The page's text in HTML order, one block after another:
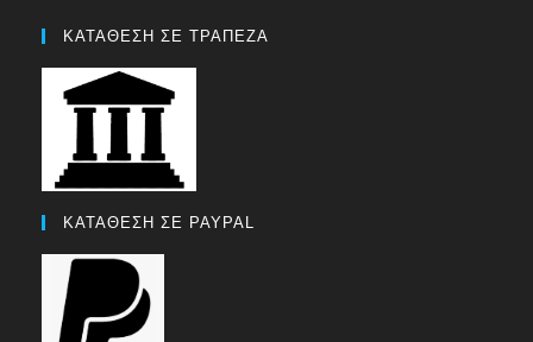
ΚΑΤΑΘΕΣΗ ΣΕ ΤΡΑΠΕΖΑ
ΚΑΤΑΘΕΣΗ ΣΕ PAYPAL